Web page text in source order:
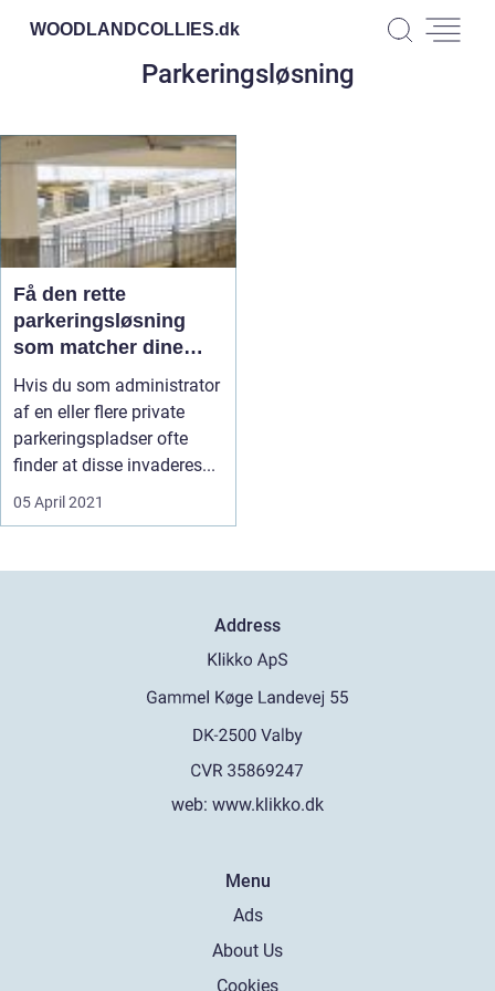
WOODLANDCOLLIES.dk
Parkeringsløsning
Få den rette
parkeringsløsning
som matcher dine
ønsker
Hvis du som administrator
af en eller flere private
parkeringspladser ofte
finder at disse invaderes...
05 April 2021
Address
web: www.klikko.dk
Menu
Ads
About Us
Cookies